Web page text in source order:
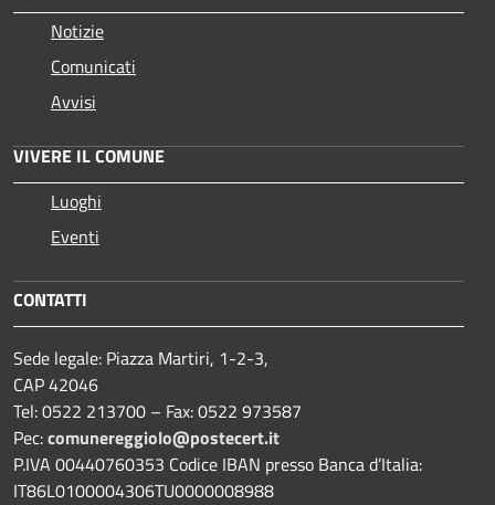
Notizie
Comunicati
Avvisi
VIVERE IL COMUNE
Luoghi
Eventi
CONTATTI
Sede legale: Piazza Martiri, 1-2-3,
CAP 42046
Tel: 0522 213700 – Fax: 0522 973587
Pec:comunereggiolo@postecert.it
P.IVA 00440760353 Codice IBAN presso Banca d’Italia:
IT86L0100004306TU0000008988